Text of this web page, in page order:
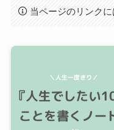
当ページのリンクに